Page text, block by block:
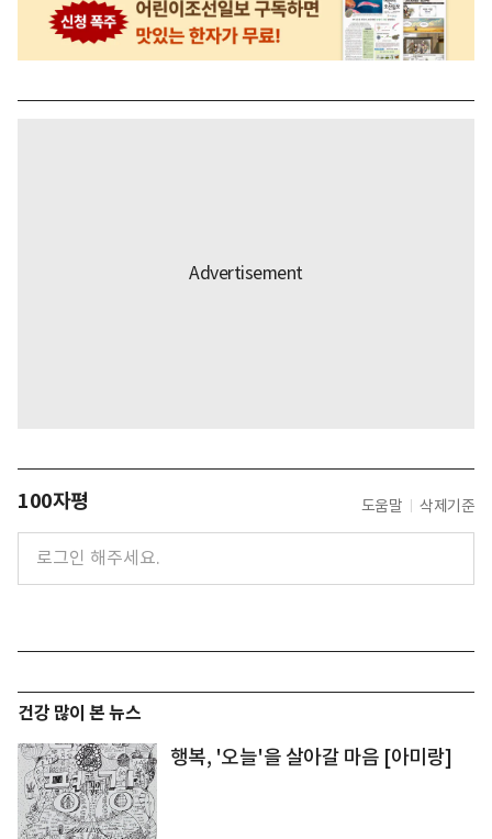
100자평 도움말 삭제기준
건강 많이 본 뉴스
행복, '오늘'을 살아갈 마음 [아미랑]